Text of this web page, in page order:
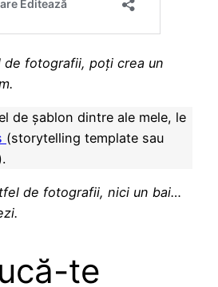
de fotografii, poți crea un
de șablon dintre ale mele, le
(storytelling template sau
de fotografii, nici un bai…
te